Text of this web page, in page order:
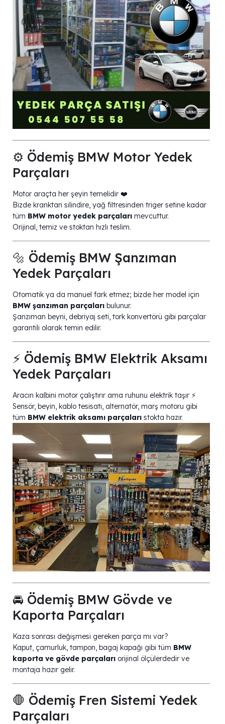
⚙️ Ödemiş BMW Motor Yedek
Parçaları
Motor araçta her şeyin temelidir ❤️
Bizde kranktan silindire, yağ filtresinden triger setine kadar
tüm BMW motor yedek parçaları mevcuttur.
Orijinal, temiz ve stoktan hızlı teslim.
🔩 Ödemiş BMW Şanzıman
Yedek Parçaları
Otomatik ya da manuel fark etmez; bizde her model için
BMW şanzıman parçaları bulunur.
Şanzıman beyni, debriyaj seti, tork konvertörü gibi parçalar
garantili olarak temin edilir.
⚡ Ödemiş BMW Elektrik Aksamı
Yedek Parçaları
Aracın kalbini motor çalıştırır ama ruhunu elektrik taşır ⚡
Sensör, beyin, kablo tesisatı, alternatör, marş motoru gibi
tüm BMW elektrik aksamı parçaları stokta hazır.
🚘 Ödemiş BMW Gövde ve
Kaporta Parçaları
Kaza sonrası değişmesi gereken parça mı var?
Kaput, çamurluk, tampon, bagaj kapağı gibi tüm BMW
kaporta ve gövde parçaları orijinal ölçülerdedir ve
montaja hazır gelir.
🛑 Ödemiş Fren Sistemi Yedek
Parçaları